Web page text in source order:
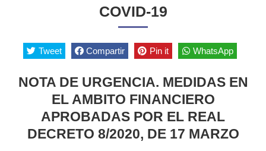
COVID-19
Tweet Compartir Pin it WhatsApp
NOTA DE URGENCIA. MEDIDAS EN
EL AMBITO FINANCIERO
APROBADAS POR EL REAL
DECRETO 8/2020, DE 17 MARZO